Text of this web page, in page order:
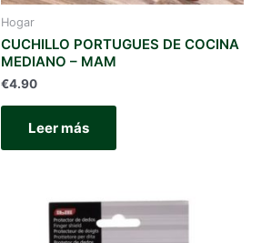
Hogar
CUCHILLO PORTUGUES DE COCINA
MEDIANO – MAM
€4.90
Leer más